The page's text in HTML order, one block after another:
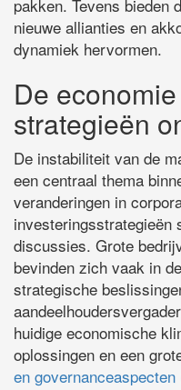
pakken. Tevens bieden
nieuwe allianties en
dynamiek hervormen.
De
strategieën
De instabiliteit van de
een centraal thema
veranderingen in
investeringsstrategieën
discussies. Grote
bevinden zich vaak in
strategische
huidige economische
oplossingen en een
en governanceaspecten